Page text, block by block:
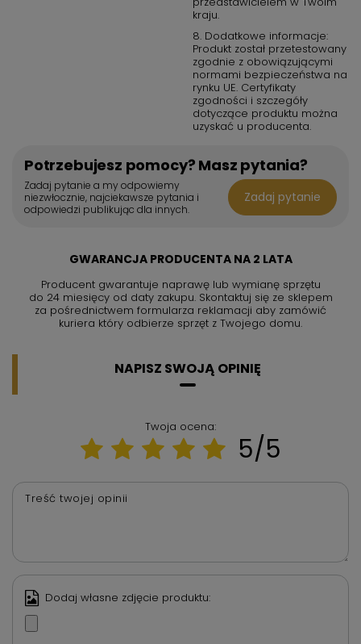
kraju.
8. Dodatkowe informacje:
Produkt został przetestowany
zgodnie z obowiązującymi
normami bezpieczeństwa na
rynku UE. Certyfikaty
zgodności i szczegóły
dotyczące produktu można
uzyskać u producenta.
Potrzebujesz pomocy? Masz pytania?
Zadaj pytanie a my odpowiemy
niezwłocznie, najciekawsze pytania i
odpowiedzi publikując dla innych.
Zadaj pytanie
GWARANCJA PRODUCENTA NA 2 LATA
Producent gwarantuje naprawę lub wymianę sprzętu
do 24 miesięcy od daty zakupu. Skontaktuj się ze sklepem
za pośrednictwem formularza reklamacji aby zamówić
kuriera który odbierze sprzęt z Twojego domu.
NAPISZ SWOJĄ OPINIĘ
Twoja ocena:
5/5
Treść twojej opinii
Dodaj własne zdjęcie produktu: